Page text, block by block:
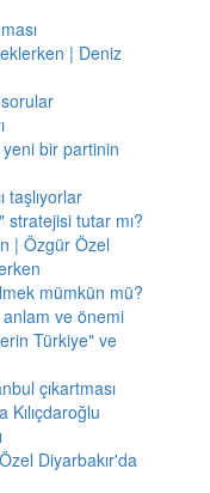
| Deniz
bir partinin
taşlıyorlar
stratejisi tutar mı?
| Özgür Özel
mümkün mü?
anlam ve önemi
Türkiye" ve
çıkartması
Kılıçdaroğlu
Diyarbakır'da